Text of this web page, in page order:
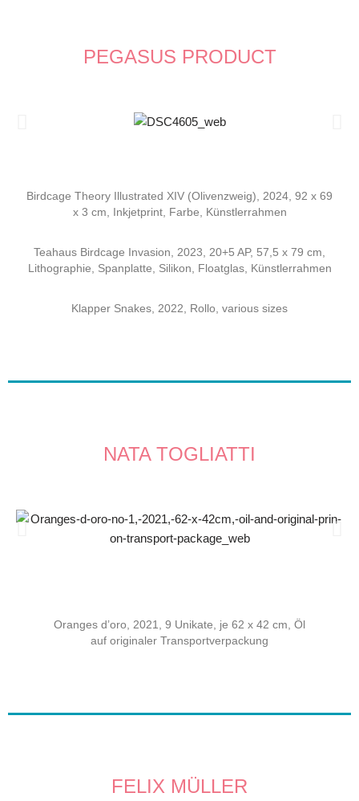
PEGASUS PRODUCT
Birdcage Theory Illustrated XIV (Olivenzweig), 2024, 92 x 69
x 3 cm, Inkjetprint, Farbe, Künstlerrahmen
Teahaus Birdcage Invasion, 2023, 20+5 AP, 57,5 x 79 cm,
Lithographie, Spanplatte, Silikon, Floatglas, Künstlerrahmen
Klapper Snakes, 2022, Rollo, various sizes
NATA TOGLIATTI
Oranges d’oro, 2021, 9 Unikate, je 62 x 42 cm, Öl
auf originaler Transportverpackung
FELIX MÜLLER